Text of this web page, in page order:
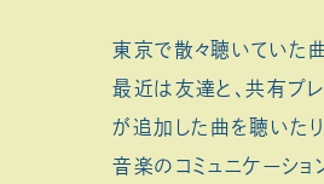
東京で散々聴いていた
最近は友達と、共有プ
が追加した曲を聴いた
音楽のコミュニケーショ